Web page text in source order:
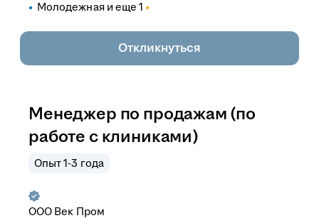
Молодежная и еще 1
Откликнуться
Менеджер по продажам (по
работе с клиниками)
Опыт 1-3 года
ООО Век Пром